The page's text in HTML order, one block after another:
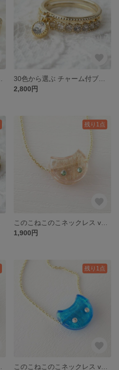
2,800円
残り1点
1,900円
残り1点